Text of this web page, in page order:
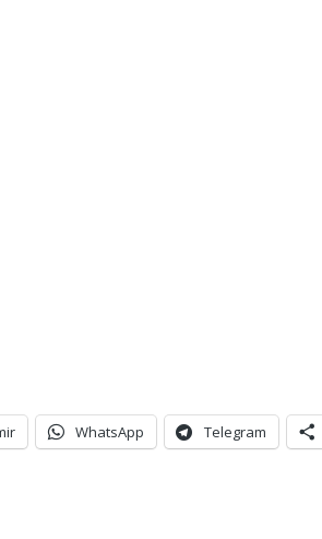
WhatsApp Telegram